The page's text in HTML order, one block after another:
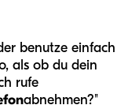
benutze einfach
als ob du dein
rufe
abnehmen?"